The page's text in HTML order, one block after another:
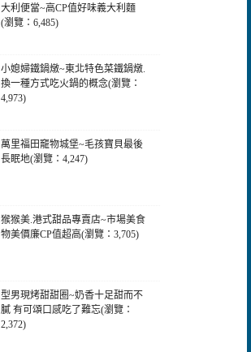
大利便當~高CP值好味義大利麵
(瀏覽：6,485)
小媳婦鐵鍋燉~東北特色菜鐵鍋燉.
換一種方式吃火鍋的概念(瀏覽：
4,973)
萬里福田竉物城堡~毛孩寶貝最後
長眠地(瀏覽：4,247)
猴猴美.港式甜品專賣店~市場美食
物美價廉CP值超高(瀏覽：3,705)
型男現烤甜甜圈~奶香十足甜而不
膩 有可頌口感吃了難忘(瀏覽：
2,372)